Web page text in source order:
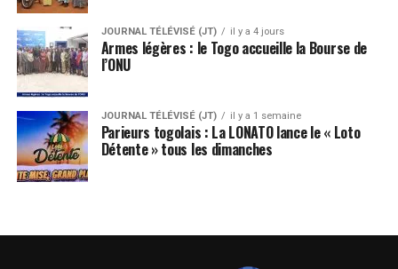
JOURNAL TÉLÉVISÉ (JT) il y a 4 jours
Armes légères : le Togo accueille la Bourse de
l’ONU
JOURNAL TÉLÉVISÉ (JT) il y a 1 semaine
Parieurs togolais : La LONATO lance le « Loto
Détente » tous les dimanches